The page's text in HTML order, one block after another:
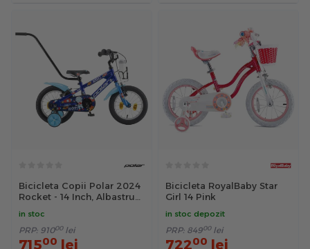
Bicicleta Copii Polar 2024
Rocket - 14 Inch, Albastru
in stoc
PRP: 91000 lei
71500 lei
Bicicleta RoyalBaby Star
Girl 14 Pink
in stoc depozit
PRP: 84900 lei
72200 lei